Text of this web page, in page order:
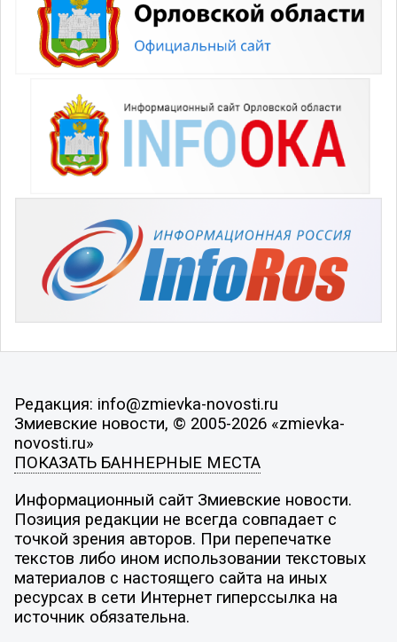
Редакция: info@zmievka-novosti.ru
Змиевские новости, © 2005-2026 «zmievka-
novosti.ru»
ПОКАЗАТЬ БАННЕРНЫЕ МЕСТА
Информационный сайт Змиевские новости.
Позиция редакции не всегда совпадает с
точкой зрения авторов. При перепечатке
текстов либо ином использовании текстовых
материалов с настоящего сайта на иных
ресурсах в сети Интернет гиперссылка на
источник обязательна.